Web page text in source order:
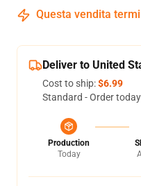
Questa vendita
Deliver to United
Cost to ship:$6.99
Standard - Order
Production
Today